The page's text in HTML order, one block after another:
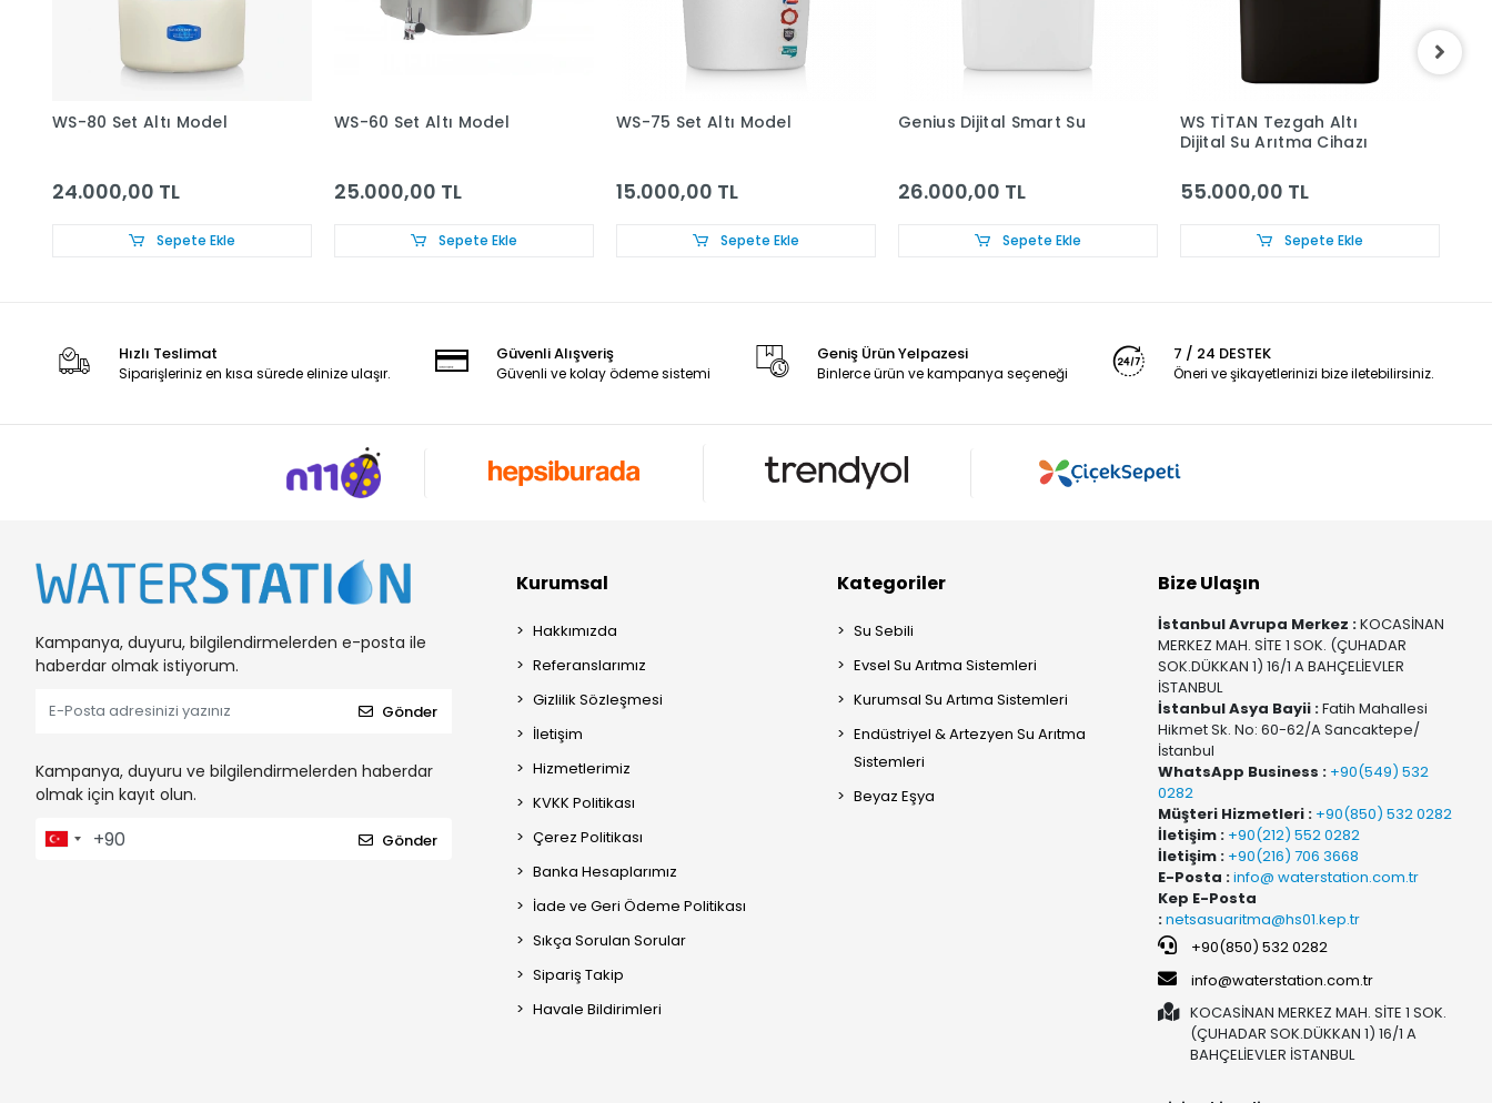
WS-80 Set Altı Model
24.000,00 TL
Sepete Ekle
WS-60 Set Altı Model
25.000,00 TL
Sepete Ekle
WS-75 Set Altı Model
15.000,00 TL
Sepete Ekle
Genius Dijital Smart Su
26.000,00 TL
Sepete Ekle
WS TİTAN Tezgah Altı
Dijital Su Arıtma Cihazı
55.000,00 TL
Sepete Ekle
Hızlı Teslimat
Siparişleriniz en kısa sürede elinize ulaşır.
Güvenli Alışveriş
Güvenli ve kolay ödeme sistemi
Geniş Ürün Yelpazesi
Binlerce ürün ve kampanya seçeneği
7 / 24 DESTEK
Öneri ve şikayetlerinizi bize iletebilirsiniz.
Kampanya, duyuru, bilgilendirmelerden e-posta ile
haberdar olmak istiyorum.
Gönder
Kampanya, duyuru ve bilgilendirmelerden haberdar
olmak için kayıt olun.
Gönder
Kurumsal
Hakkımızda
Referanslarımız
Gizlilik Sözleşmesi
İletişim
Hizmetlerimiz
KVKK Politikası
Çerez Politikası
Banka Hesaplarımız
İade ve Geri Ödeme Politikası
Sıkça Sorulan Sorular
Sipariş Takip
Havale Bildirimleri
Kategoriler
Su Sebili
Evsel Su Arıtma Sistemleri
Kurumsal Su Artıma Sistemleri
Endüstriyel & Artezyen Su Arıtma
Sistemleri
Beyaz Eşya
Bize Ulaşın
İstanbul Avrupa Merkez :KOCASİNAN
MERKEZ MAH. SİTE 1 SOK. (ÇUHADAR
SOK.DÜKKAN 1) 16/1 A BAHÇELİEVLER
İSTANBUL
İstanbul Asya Bayii :Fatih Mahallesi
Hikmet Sk. No: 60-62/A Sancaktepe/
İstanbul
WhatsApp Business : +90(549) 532
0282
Müşteri Hizmetleri : +90(850) 532 0282
İletişim : +90(212) 552 0282
İletişim : +90(216) 706 3668
E-Posta :info@ waterstation.com.tr
Kep E-Posta
:netsasuaritma@hs01.kep.tr
+90(850) 532 0282
info@waterstation.com.tr
KOCASİNAN MERKEZ MAH. SİTE 1 SOK.
(ÇUHADAR SOK.DÜKKAN 1) 16/1 A
BAHÇELİEVLER İSTANBUL